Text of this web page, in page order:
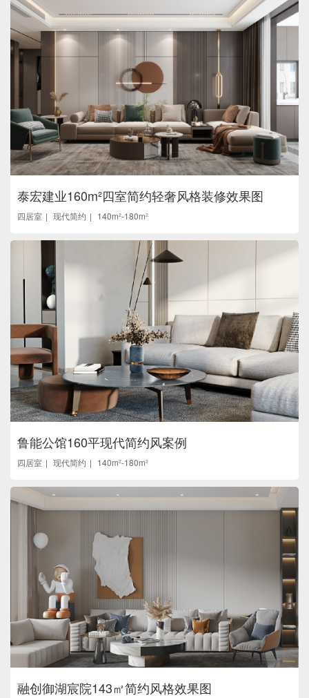
泰宏建业160m²四室简约轻奢风格装修效果图
四居室 现代简约 140m²-180m²
鲁能公馆160平现代简约风案例
四居室 现代简约 140m²-180m²
融创御湖宸院143㎡简约风格效果图